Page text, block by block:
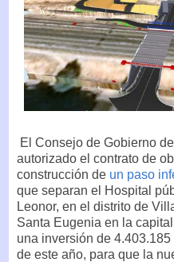
El Consejo de Gobierno
autorizado el contrato de
construcción de un paso
que separan el Hospital
Leonor, en el distrito de
Santa Eugenia en la
una inversión de
de este año, para que la